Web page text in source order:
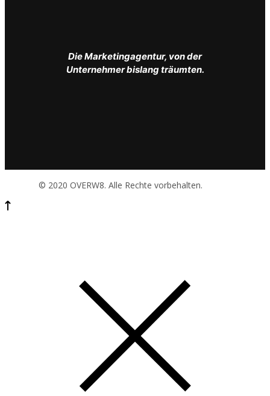
Die Marketingagentur, von der
Unternehmer bislang träumten.
© 2020 OVERW8. Alle Rechte vorbehalten.